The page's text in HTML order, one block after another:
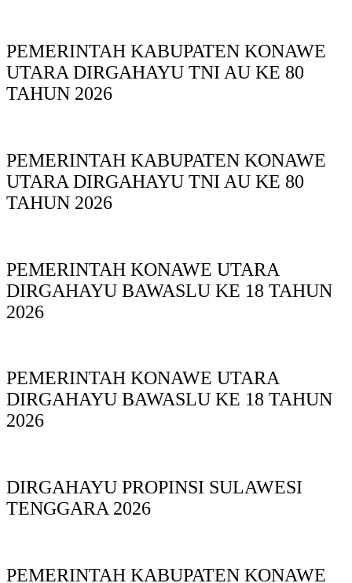
PEMERINTAH KABUPATEN KONAWE
UTARA DIRGAHAYU TNI AU KE 80
TAHUN 2026
PEMERINTAH KABUPATEN KONAWE
UTARA DIRGAHAYU TNI AU KE 80
TAHUN 2026
PEMERINTAH KONAWE UTARA
DIRGAHAYU BAWASLU KE 18 TAHUN
2026
PEMERINTAH KONAWE UTARA
DIRGAHAYU BAWASLU KE 18 TAHUN
2026
DIRGAHAYU PROPINSI SULAWESI
TENGGARA 2026
PEMERINTAH KABUPATEN KONAWE